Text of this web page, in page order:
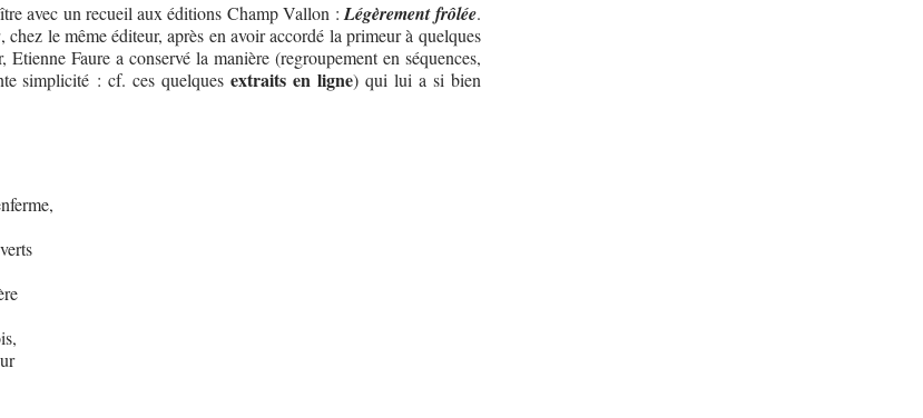
avec un recueil aux éditions Champ Vallon :Légèrement frôlée.
, chez le même éditeur, après en avoir accordé la primeur à quelques
Etienne Faure a conservé la manière (regroupement en séquences,
simplicité : cf. ces quelquesextraits en ligne) qui lui a si bien